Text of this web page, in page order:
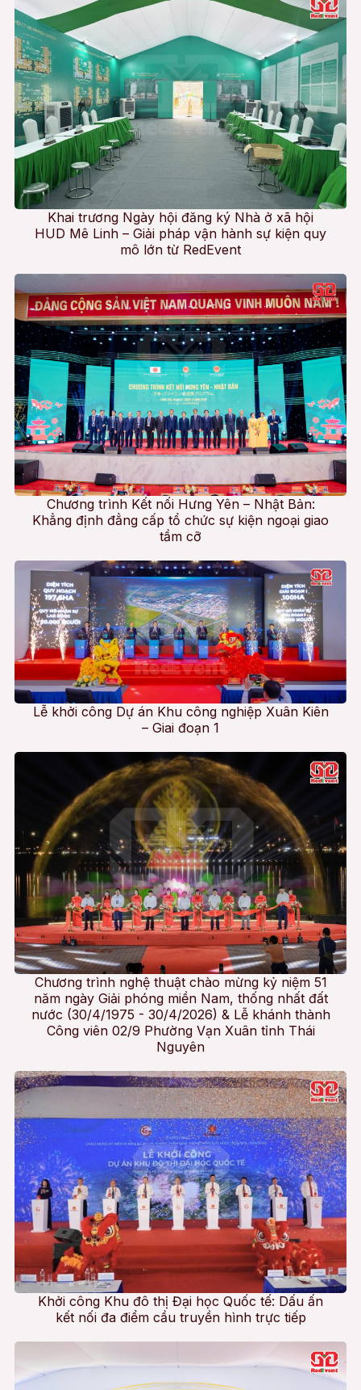
Khai trương Ngày hội đăng ký Nhà ở xã hội
HUD Mê Linh – Giải pháp vận hành sự kiện quy
mô lớn từ RedEvent
Chương trình Kết nối Hưng Yên – Nhật Bản:
Khẳng định đẳng cấp tổ chức sự kiện ngoại giao
tầm cỡ
Lễ khởi công Dự án Khu công nghiệp Xuân Kiên
– Giai đoạn 1
Chương trình nghệ thuật chào mừng kỷ niệm 51
năm ngày Giải phóng miền Nam, thống nhất đất
nước (30/4/1975 - 30/4/2026) & Lễ khánh thành
Công viên 02/9 Phường Vạn Xuân tỉnh Thái
Nguyên
Khởi công Khu đô thị Đại học Quốc tế: Dấu ấn
kết nối đa điểm cầu truyền hình trực tiếp